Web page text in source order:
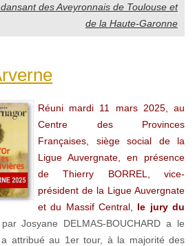
des Aveyronnais de Toulouse et
de la Haute-Garonne
Réuni mardi 11 mars 2025, au
Centre des Provinces
Françaises, siège social de la
Ligue Auvergnate, en présence
de Thierry BORREL, vice-
président de la Ligue Auvergnate
et du Massif Central, le jury du
Josyane DELMAS-BOUCHARD a le
a attribué au 1er tour, à la majorité des